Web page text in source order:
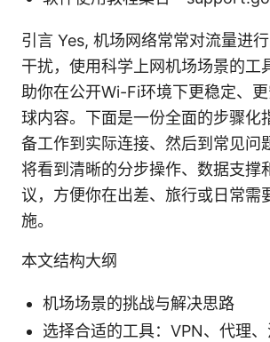
引言 Yes, 机场网络常常对流量进
干扰，使用科学上网机场场景的工
助你在公开Wi-Fi环境下更稳定、
球内容。下面是一份全面的步骤化
备工作到实际连接、然后到常见问
将看到清晰的分步操作、数据支撑
议，方便你在出差、旅行或日常需
施。
本文结构大纲
机场场景的挑战与解决思路
选择合适的工具：VPN、代理